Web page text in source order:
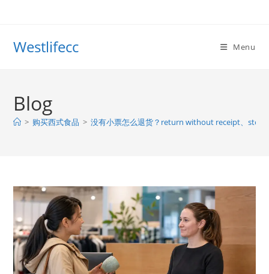
Westlifecc Menu
Blog
> 购买西式食品 > 没有小票怎么退货？return without receipt、store